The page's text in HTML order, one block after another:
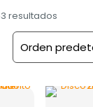
resultados